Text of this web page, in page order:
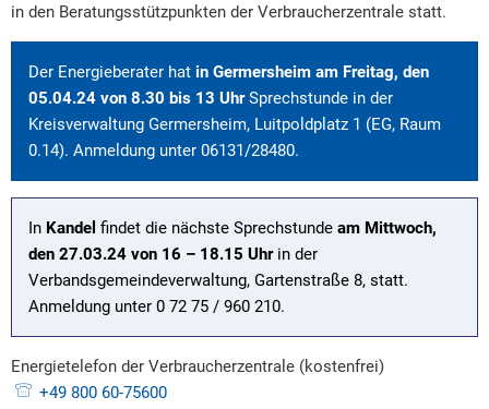
in den Beratungsstützpunkten der Verbraucherzentrale statt.
Der Energieberater hat in Germersheim am Freitag, den
05.04.24 von 8.30 bis 13 UhrSprechstunde in der
Kreisverwaltung Germersheim, Luitpoldplatz 1 (EG, Raum
0.14). Anmeldung unter 06131/28480.
In Kandel findet die nächste Sprechstunde am Mittwoch,
den 27.03.24 von 16 – 18.15 Uhrin der
Verbandsgemeindeverwaltung, Gartenstraße 8, statt.
Anmeldung unter 0 72 75 / 960 210.
Energietelefon der Verbraucherzentrale (kostenfrei)
+49 800 60-75600